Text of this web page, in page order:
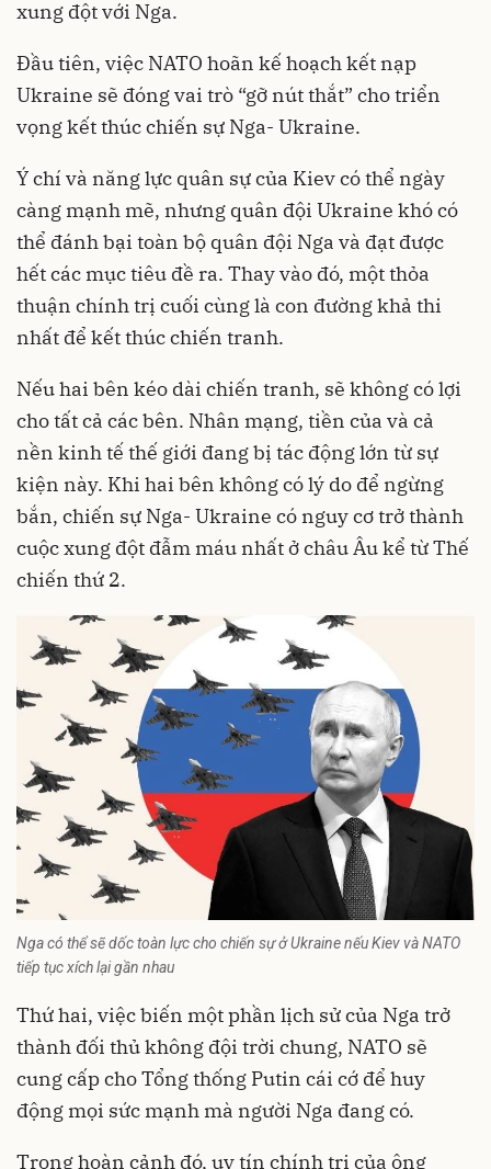
xung đột với Nga.
Đầu tiên, việc NATO hoãn kế hoạch kết nạp
Ukraine sẽ đóng vai trò “gỡ nút thắt” cho triển
vọng kết thúc chiến sự Nga- Ukraine.
Ý chí và năng lực quân sự của Kiev có thể ngày
càng mạnh mẽ, nhưng quân đội Ukraine khó có
thể đánh bại toàn bộ quân đội Nga và đạt được
hết các mục tiêu đề ra. Thay vào đó, một thỏa
thuận chính trị cuối cùng là con đường khả thi
nhất để kết thúc chiến tranh.
Nếu hai bên kéo dài chiến tranh, sẽ không có lợi
cho tất cả các bên. Nhân mạng, tiền của và cả
nền kinh tế thế giới đang bị tác động lớn từ sự
kiện này. Khi hai bên không có lý do để ngừng
bắn, chiến sự Nga- Ukraine có nguy cơ trở thành
cuộc xung đột đẫm máu nhất ở châu Âu kể từ Thế
chiến thứ 2.
Nga có thể sẽ dốc toàn lực cho chiến sự ở Ukraine nếu Kiev và NATO
tiếp tục xích lại gần nhau
Thứ hai, việc biến một phần lịch sử của Nga trở
thành đối thủ không đội trời chung, NATO sẽ
cung cấp cho Tổng thống Putin cái cớ để huy
động mọi sức mạnh mà người Nga đang có.
Trong hoàn cảnh đó, uy tín chính trị của ông